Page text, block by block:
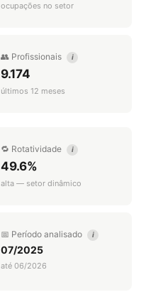
ocupações no setor
👥 Profissionais i
9.174
últimos 12 meses
🔁 Rotatividade i
49.6%
alta — setor dinâmico
📅 Período analisado i
07/2025
até 06/2026